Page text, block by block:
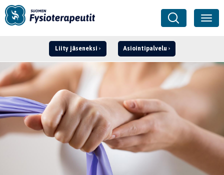
Liity jäseneksi Asiointipalvelu
Kirjaudu ›